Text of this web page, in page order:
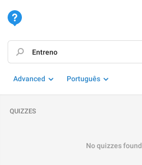
Advanced Português
QUIZZES
No quizzes found